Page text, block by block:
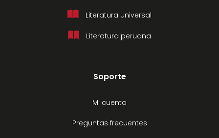
Literatura universal
Literatura peruana
Soporte
Mi cuenta
Preguntas frecuentes